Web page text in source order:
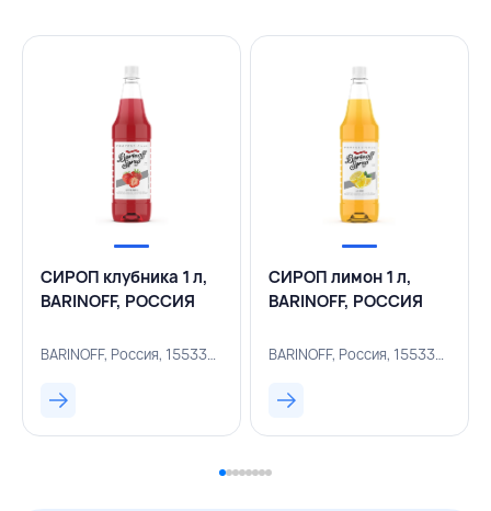
СИРОП клубника 1 л,
BARINOFF, РОССИЯ
BARINOFF, Россия, 155330306
СИРОП лимон 1 л,
BARINOFF, РОССИЯ
BARINOFF, Россия, 155330311